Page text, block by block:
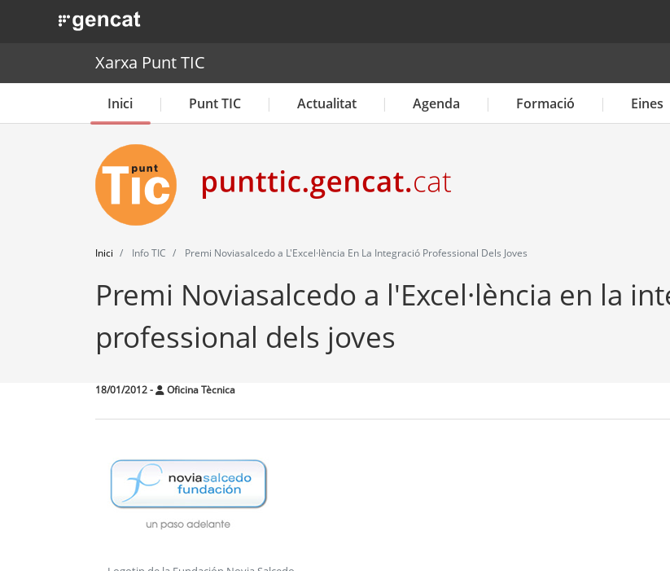
. Obre en una nova finestra.
Xarxa Punt TIC
Inici Punt TIC Actualitat Agenda Formació Eines
Inici Info TIC Premi Noviasalcedo a L'Excel·lència En La Integració Professional Dels Joves
Premi Noviasalcedo a l'Excel·lència en la
professional dels joves
18/01/2012- Oficina Tècnica